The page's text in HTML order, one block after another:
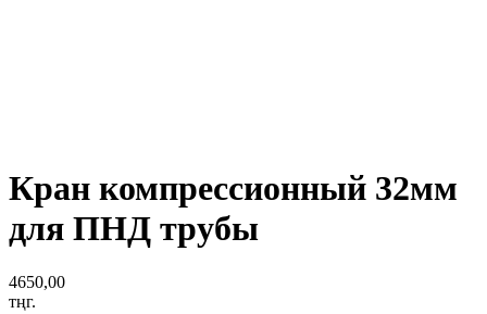
Кран компрессионный 32мм
для ПНД трубы
4650,00
тңг.